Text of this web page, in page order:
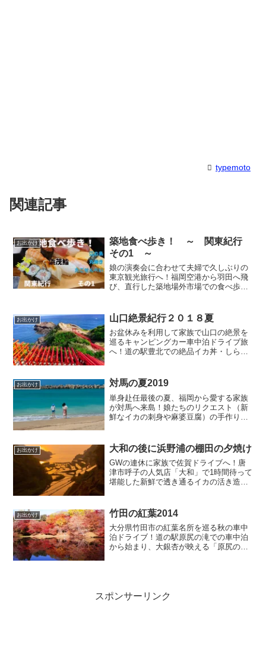
typemoto
関連記事
お出かけ
築地食べ歩き！ ～ 関東紀行
その1 ～
娘の演奏会に合わせて夫婦で久しぶりの
東京観光旅行へ！福岡空港から羽田へ飛
び、直行した築地場外市場での食べ歩き
ト」やマグロのホホ肉焼き、丸焼たこせ
んべいなど大満足のランチを満喫。夜は
王子に宿泊し、感動の演奏会を鑑賞しま
した。
お出かけ 山口絶景紀行２０１８夏
お盆休みを利用して家族で山口の絶景を
巡るキャンピングカー車中泊ドライブ旅
へ！道の駅豊北での絶品イカ丼・しらす
のパノラマ、広大な千畳敷へ。さらに神
秘的で涼しい秋芳洞の鍾乳洞探検や無料
の遊水公園での水遊び、道の駅おふくで
の温泉まで満喫した旅行記です。
お出かけ 対馬の夏2019
単身赴任最後の夏、福岡から愛する家族
が対馬へ来島！娘たちのリクエスト（新
鮮なイカの刺身や麻婆豆腐）の手作り夕
思い出の小茂田浜での大はしゃぎな水遊
び、居酒屋「すみっこ」の極上刺身、直
売所「対馬海流」のヤズさばきまで、家
族と過ごした感動の旅行記です。
お出かけ 大和の後に浜野浦の棚田の夕焼け
GWの連休に家族で佐賀ドライブへ！唐
津市呼子の人気店「大和」で1時間待って
堪能した新鮮で透き通るイカの活き造り
影記録です。展望台の混雑状況や、アン
ケート特典の棚田米、霞と雲に隠れた夕
日のロケーションを写真満載のブログで
お届けします。
お出かけ 竹田の紅葉2014
大分県竹田市の紅葉名所を巡る秋の車中
泊ドライブ！道の駅原尻の滝での車中泊
から始まり、大銀杏が映える「原尻の
絶景のタイミングで巡った竹田周遊の旅
模様をお届けします。
スポンサーリンク